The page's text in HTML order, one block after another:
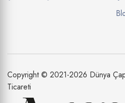
Copyright © 2021-2026 Dünya
Ticareti